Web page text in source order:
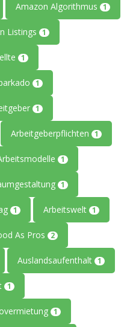
Amazon Algorithmus 1
Listings 1
1
1
1
Arbeitgeberpflichten 1
1
1
1 Arbeitswelt 1
As Pros 2
Auslandsaufenthalt 1
1
1